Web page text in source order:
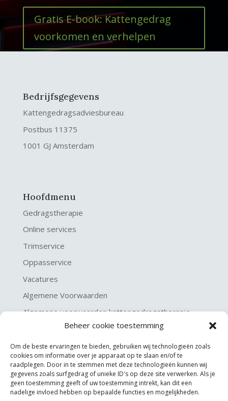
Beheer cookie toestemming
Om de beste ervaringen te bieden, gebruiken wij technologieën zoals
cookies om informatie over je apparaat op te slaan en/of te
raadplegen. Door in te stemmen met deze technologieën kunnen wij
gegevens zoals surfgedrag of unieke ID's op deze site verwerken. Als je
geen toestemming geeft of uw toestemming intrekt, kan dit een
nadelige invloed hebben op bepaalde functies en mogelijkheden.
Gratis E-book: Kattengedrag
voorkomen en verhelpen
Bedrijfsgegevens
Kattengedragsadviesbureau
Postbus 11375
1001 GJ Amsterdam
Hoofdmenu
Gedragstherapie
Online services
Trimservice
Oppasservice
Vacatures
Algemene Voorwaarden
Algemene voorwaarden kattengedragstherapie
Privacy verklaring
Disclaimer & Copyright